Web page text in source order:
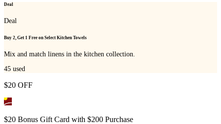
Deal
Deal
Buy 2, Get 1 Free on Select Kitchen Towels
Mix and match linens in the kitchen collection.
45 used
$20 OFF
$20 Bonus Gift Card with $200 Purchase